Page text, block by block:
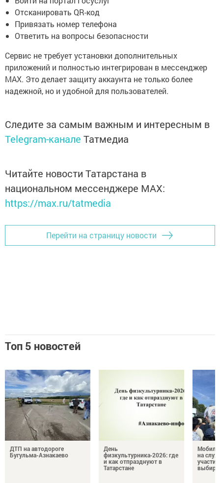
Отсканировать QR-код
Привязать номер телефона
Ответить на вопросы безопасности
Сервис не требует установки дополнительных
приложений и полностью интегрирован в мессенджер
MAX. Это делает защиту аккаунта не только более
надежной, но и удобной для пользователей.
Следите за самым важным и интересным в
Telegram-канале Татмедиа
Читайте новости Татарстана в
национальном мессенджере MАХ:
https://max.ru/tatmedia
Перейти на страницу новости
Топ 5 новостей
ДТП на автодороге
Бугульма-Азнакаево
День
физкультурника‑2026: где
и как отпразднуют в
Татарстане
на